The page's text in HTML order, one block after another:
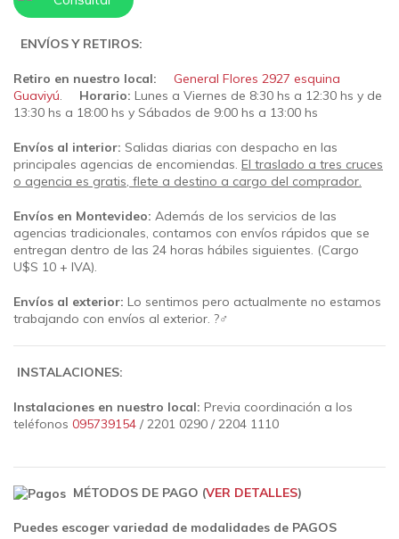
ENVÍOS Y RETIROS:
Retiro en nuestro local:
General Flores 2927 esquina
Guaviyú. Horario: Lunes a Viernes de 8:30 hs a 12:30 hs y de
13:30 hs a 18:00 hs y Sábados de 9:00 hs a 13:00 hs
Envíos al interior: Salidas diarias con despacho en las
principales agencias de encomiendas. El traslado a tres cruces
o agencia es gratis, flete a destino a cargo del comprador.
Envíos en Montevideo: Además de los servicios de las
agencias tradicionales, contamos con envíos rápidos que se
entregan dentro de las 24 horas hábiles siguientes. (Cargo
U$S 10 + IVA).
Envíos al exterior: Lo sentimos pero actualmente no estamos
trabajando con envíos al exterior. ?‍♂️
INSTALACIONES:
Instalaciones en nuestro local: Previa coordinación a los
teléfonos 095739154 / 2201 0290 / 2204 1110
MÉTODOS DE PAGO (VER DETALLES)
Puedes escoger variedad de modalidades de PAGOS